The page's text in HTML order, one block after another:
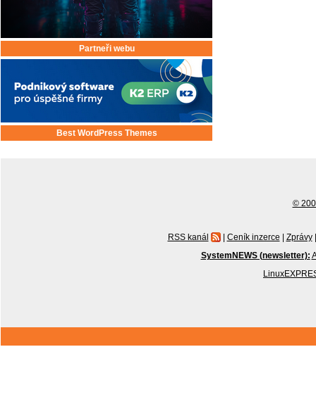
Partneři webu
Best WordPress Themes
©
RSS kanál | Ceník inzerce | Zprávy |
SystemNEWS (newsletter):